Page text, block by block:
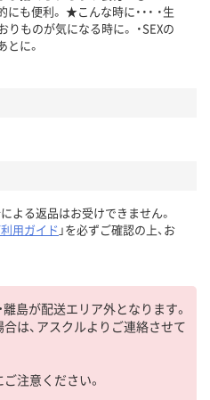
も便利。 ★こんな時に・・・ ・生
りものが気になる時に。 ・SEXの
とに。
よる返品はお受けできません。
用ガイド 」を必ずご確認の上、お
島が配送エリア外となります。
は、アスクルよりご連絡させて
注意ください。